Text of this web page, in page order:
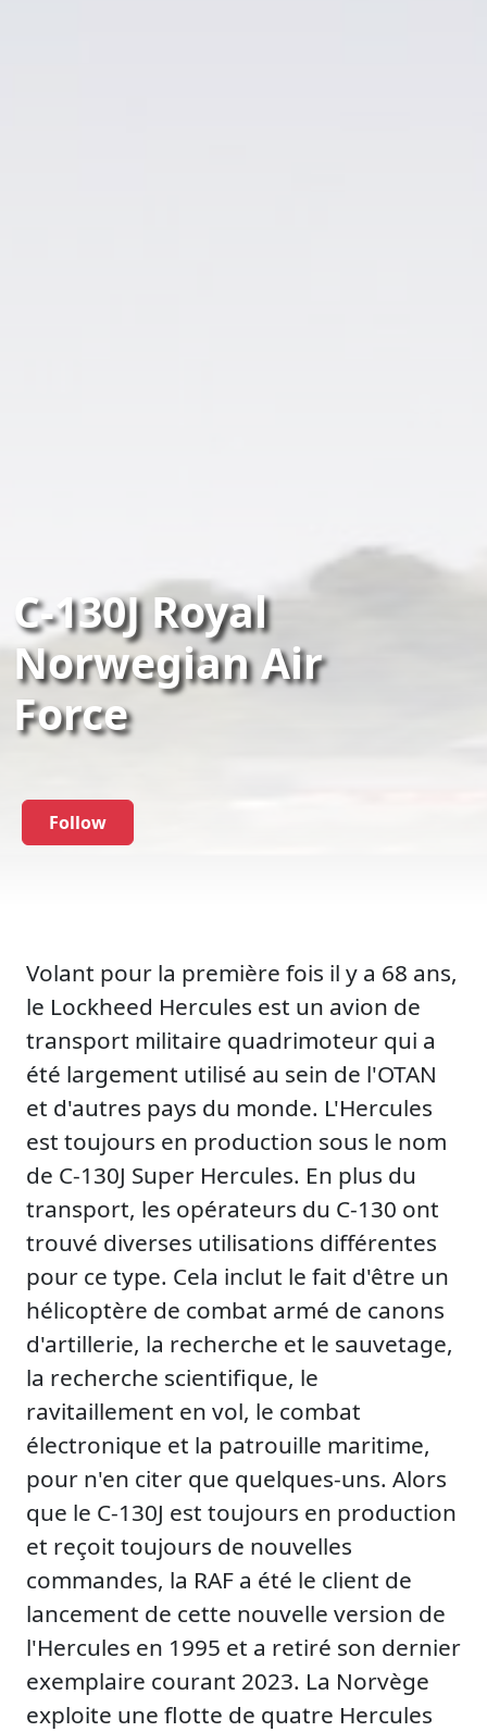
C-130J Royal
Norwegian Air
Force
Follow
Volant pour la première fois il y a 68 ans,
le Lockheed Hercules est un avion de
transport militaire quadrimoteur qui a
été largement utilisé au sein de l'OTAN
et d'autres pays du monde. L'Hercules
est toujours en production sous le nom
de C-130J Super Hercules. En plus du
transport, les opérateurs du C-130 ont
trouvé diverses utilisations différentes
pour ce type. Cela inclut le fait d'être un
hélicoptère de combat armé de canons
d'artillerie, la recherche et le sauvetage,
la recherche scientifique, le
ravitaillement en vol, le combat
électronique et la patrouille maritime,
pour n'en citer que quelques-uns. Alors
que le C-130J est toujours en production
et reçoit toujours de nouvelles
commandes, la RAF a été le client de
lancement de cette nouvelle version de
l'Hercules en 1995 et a retiré son dernier
exemplaire courant 2023. La Norvège
exploite une flotte de quatre Hercules